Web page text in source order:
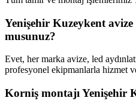
Yenişehir Kuzeykent
musunuz?
Evet, her marka avize, led
profesyonel ekipmanlarla hizmet
Korniş montajı Yenişehir